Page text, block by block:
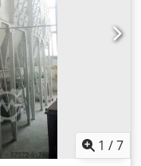
1 /7